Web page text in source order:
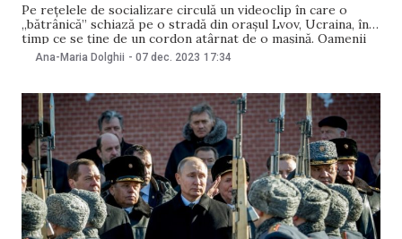
Pe rețelele de socializare circulă un videoclip în care o
„bătrânică” schiază pe o stradă din orașul Lvov, Ucraina, în
timp ce se ține de un cordon atârnat de o mașină. Oamenii
legii din țara vecină au identificat „făptașa”, care s-a dovedit
a fi un bărbat deghizat. Aceștia au stabilit
Ana-Maria Dolghii - 07 dec. 2023 17:34